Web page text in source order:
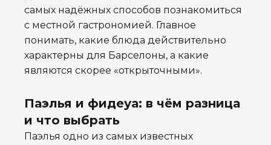
самых надёжных способов познакомиться
с местной гастрономией. Главное
понимать, какие блюда действительно
характерны для Барселоны, а какие
являются скорее «открыточными».
Паэлья и фидеуа: в чём разница
и что выбрать
Паэлья одно из самых известных